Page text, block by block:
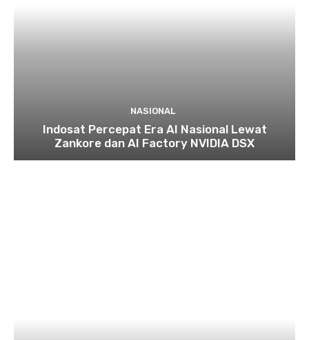
NASIONAL
Indosat Percepat Era AI Nasional Lewat
Zankore dan AI Factory NVIDIA DSX